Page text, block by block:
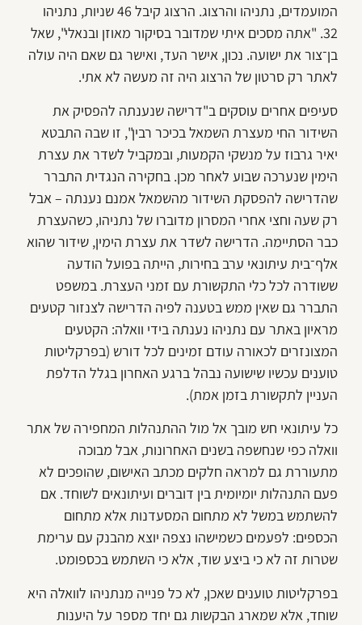
המועמדים, נתניהו והרצוג. הרצוג קיבל 46 שניות, נתניהו
32. "אתה מסכים איתי שמדובר בסיקור מאוזן ובנאלי", שאל
בן־צור את ישועה. נכון, אישר העד, ואישר גם שאם היה עולה
לאתר רק סרטון של הרצוג היה זה מעשה לא אתי.
סעיפים אחרים עוסקים ב"דרישה שנענתה להפסיק את
השידור החי מעצרת השמאל בכיכר רבין", זו שבה התבטא
יאיר גרבוז על מנשקי הקמעות, ובמקביל לשדר את עצרת
הימין שנערכה שבוע לאחר מכן. בחקירה הנגדית התברר
שהדרישה להפסקת השידור מהשמאל אמנם נענתה – אבל
רק שעה וחצי אחרי המסרון מדוברו של נתניהו, כשהעצרת
כבר הסתיימה. הדרישה לשדר את עצרת הימין, שידור שהוא
אלף־בית עיתונאי ערב בחירות, הייתה בפועל הודעה
ששודרה לכל כלי התקשורת עם זמני העצרת. במשפט
התברר גם שאין ממש בטענה לפיה הדרישה לצנזור קטעים
מראיון באתר עם נתניהו נענתה בידי וואלה: הקטעים
המצונזרים לכאורה עודם זמינים לכל דורש (בפרקליטות
טוענים עכשיו שישועה נבהל ברגע האחרון בגלל הדלפת
העניין לתקשורת בזמן אמת).
כל עיתונאי חש מובך אל מול ההתנהלות המחפירה של אתר
וואלה כפי שנחשפה בשנים האחרונות, אבל מבוכה
מתעוררת גם למראה חלקים מכתב האישום, שהופכים לא
פעם התנהלות יומיומית בין דוברים ועיתונאים לשוחד. אם
להשתמש במשל לא מתחום המסעדנות אלא מתחום
הכספים: לפעמים כשמישהו נצפה יוצא מהבנק עם ערימת
שטרות זה לא כי ביצע שוד, אלא כי השתמש בכספומט.
בפרקליטות טוענים שאכן, לא כל פנייה מנתניהו לוואלה היא
שוחד, אלא שמארג הבקשות גם יחד מספר על היענות